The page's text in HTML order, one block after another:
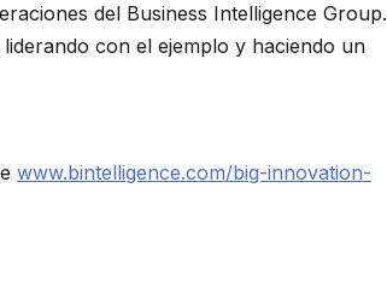
del Business Intelligence Group.
con el ejemplo y haciendo un
www.bintelligence.com/big-innovation-